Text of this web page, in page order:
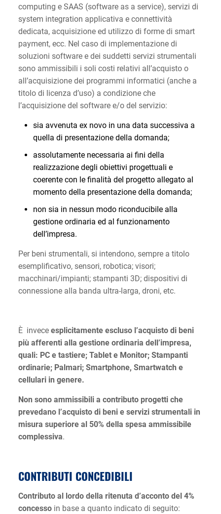
computing e SAAS (software as a service), servizi di
system integration applicativa e connettività
dedicata, acquisizione ed utilizzo di forme di smart
payment, ecc. Nel caso di implementazione di
soluzioni software e dei suddetti servizi strumentali
sono ammissibili i soli costi relativi all’acquisto o
all’acquisizione dei programmi informatici (anche a
titolo di licenza d’uso) a condizione che
l’acquisizione del software e/o del servizio:
sia avvenuta ex novo in una data successiva a
quella di presentazione della domanda;
assolutamente necessaria ai fini della
realizzazione degli obiettivi progettuali e
coerente con le finalità del progetto allegato al
momento della presentazione della domanda;
non sia in nessun modo riconducibile alla
gestione ordinaria ed al funzionamento
dell’impresa.
Per beni strumentali, si intendono, sempre a titolo
esemplificativo, sensori, robotica; visori;
macchinari/impianti; stampanti 3D; dispositivi di
connessione alla banda ultra-larga, droni, etc.
È invece esplicitamente escluso l’acquisto di beni
più afferenti alla gestione ordinaria dell’impresa,
quali: PC e tastiere; Tablet e Monitor; Stampanti
ordinarie; Palmari; Smartphone, Smartwatch e
cellulari in genere.
Non sono ammissibili a contributo progetti che
prevedano l’acquisto di beni e servizi strumentali in
misura superiore al 50% della spesa ammissibile
complessiva.
CONTRIBUTI CONCEDIBILI
Contributo al lordo della ritenuta d’acconto del 4%
concessoin base a quanto indicato di seguito: